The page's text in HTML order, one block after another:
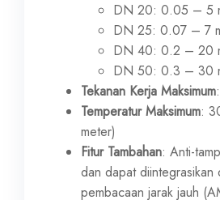
DN 20: 0.05 – 5
DN 25: 0.07 – 7
DN 40: 0.2 – 20
DN 50: 0.3 – 30
Tekanan Kerja Maksimum
Temperatur Maksimum:
meter)
Fitur Tambahan: Anti-
dan dapat diintegrasikan
pembacaan jarak jauh